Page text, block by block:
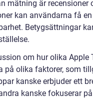
mätning är
kan användarna få
Betygsättningar
om hur olika
på olika faktorer, som
kanske erbjuder ett
kanske fokuserar